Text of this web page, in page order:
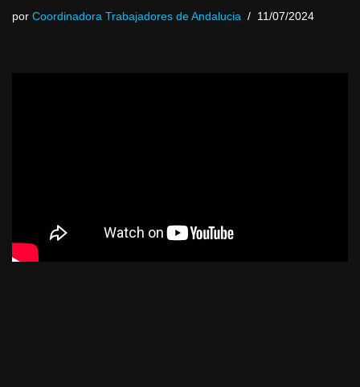
por Coordinadora Trabajadores de Andalucia 11/07/2024